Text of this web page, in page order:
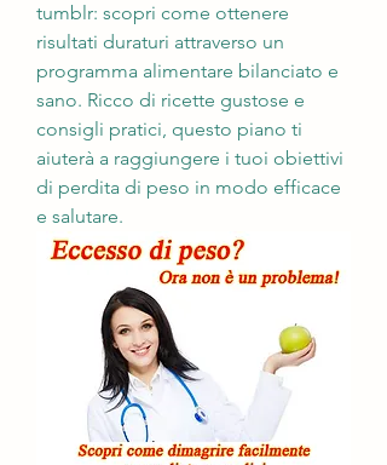
tumblr: scopri come ottenere
risultati duraturi attraverso un
programma alimentare bilanciato e
sano. Ricco di ricette gustose e
consigli pratici, questo piano ti
aiuterà a raggiungere i tuoi obiettivi
di perdita di peso in modo efficace
e salutare.